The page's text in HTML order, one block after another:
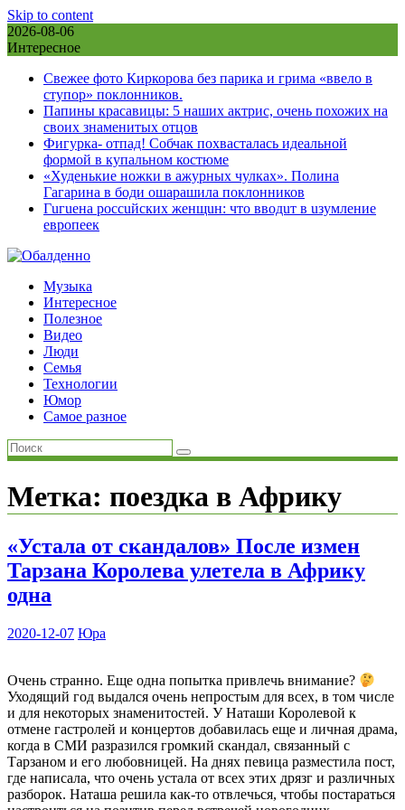
Skip to content
2026-08-06
Интересное
Свежее фото Киркорова без парика и грима «ввело в
ступор» поклонников.
Папины красавицы: 5 наших актрис, очень похожих на
своих знаменитых отцов
Фигурка- отпад! Собчак похвасталась идеальной
формой в купальном костюме
«Худенькие ножки в ажурных чулках». Полина
Гагарина в боди ошарашила поклонников
Гuгuена россuйских женщuн: что вводuт в uзумление
европеек
Музыка
Интересное
Полезное
Видео
Люди
Семья
Технологии
Юмор
Самое разное
Метка: поездка в Африку
«Устала от скандалов» После измен
Тарзана Королева улетела в Африку
одна
2020-12-07 Юра
Очень странно. Еще одна попытка привлечь внимание?
Уходящий год выдался очень непростым для всех, в том числе
и для некоторых знаменитостей. У Наташи Королевой к
отмене гастролей и концертов добавилась еще и личная драма,
когда в СМИ разразился громкий скандал, связанный с
Тарзаном и его любовницей. На днях певица разместила пост,
где написала, что очень устала от всех этих дрязг и различных
разборок. Наташа решила как-то отвлечься, чтобы постараться